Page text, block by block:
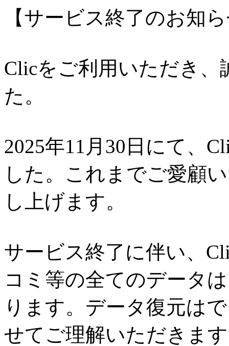
【サービス終了のお知
Clicをご利用いただき
た。
2025年11月30日にて、
した。これまでご愛顧
し上げます。
サービス終了に伴い、
コミ等の全てのデータ
ります。データ復元は
せてご理解いただきま